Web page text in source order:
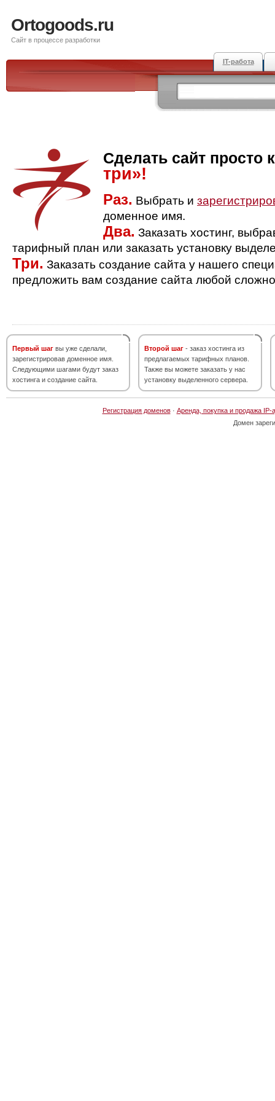
Ortogoods.ru
Сайт в процессе разработки
IT-работа
Сделать сайт просто
три»!
Раз. Выбрать и
доменное имя.
Два. Заказать хостинг,
тарифный план или заказать установку
Три. Заказать создание сайта у нашего
предложить вам создание сайта любой
Первый шаг вы уже сделали,
зарегистрировав доменное имя.
Следующими шагами будут заказ
хостинга и создание сайта.
Второй шаг - заказ хостинга из
предлагаемых тарифных планов.
Также вы можете заказать у нас
установку выделенного сервера.
Регистрация доменов· Аренда, покупка и продажа IP-
Домен